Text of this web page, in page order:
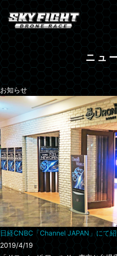
ニュ
お知らせ
日経CNBC「Channel JAPAN」にて紹
2019/4/19